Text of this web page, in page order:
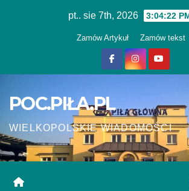
pt.. sie 7th, 2026 3:04:23
Zamów Artykuł Zamów tekst
POC.PIŁA.PL
WIELKOPOLSKIE WIADOMOŚCI